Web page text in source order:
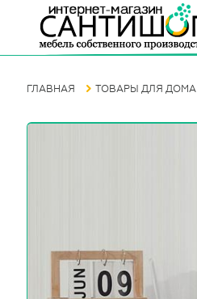
ГЛАВНАЯ ТОВАРЫ ДЛЯ ДОМА